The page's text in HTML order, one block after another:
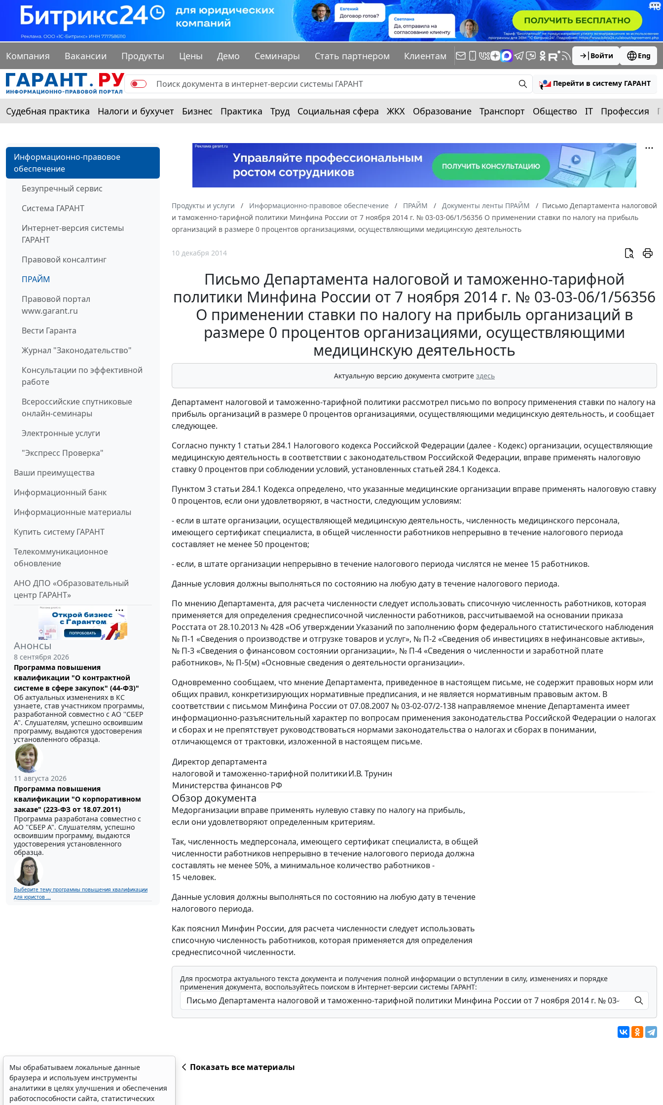
Компания Вакансии Продукты Цены Демо Семинары Стать партнером Клиентам Войти Eng
Перейти в систему ГАРАНТ
Судебная практика Налоги и бухучет Бизнес Практика Труд Социальная сфера ЖКХ Образование Транспорт Общество IT Профессия
Информационно-правовое
обеспечение
Безупречный сервис
Система ГАРАНТ
Интернет-версия системы
ГАРАНТ
Правовой консалтинг
ПРАЙМ
Правовой портал
www.garant.ru
Вести Гаранта
Журнал "Законодательство"
Консультации по эффективной
работе
Всероссийские спутниковые
онлайн-семинары
Электронные услуги
"Экспресс Проверка"
Ваши преимущества
Информационный банк
Информационные материалы
Купить систему ГАРАНТ
Телекоммуникационное
обновление
АНО ДПО «Образовательный
центр ГАРАНТ»
Анонсы
8 сентября 2026
Программа повышения
квалификации "О контрактной
системе в сфере закупок" (44-ФЗ)"
Об актуальных изменениях в КС
узнаете, став участником программы,
разработанной совместно с АО ''СБЕР
А". Слушателям, успешно освоившим
программу, выдаются удостоверения
установленного образца.
11 августа 2026
Программа повышения
квалификации "О корпоративном
заказе" (223-ФЗ от 18.07.2011)
Программа разработана совместно с
АО ''СБЕР А". Слушателям, успешно
освоившим программу, выдаются
удостоверения установленного
образца.
Выберите тему программы повышения квалификации
для юристов ...
Продукты и услуги Информационно-правовое обеспечение ПРАЙМ Документы ленты ПРАЙМ
Письмо Департамента налоговой
и таможенно-тарифной политики Минфина России от 7 ноября 2014 г. № 03-03-06/1/56356 О применении ставки по налогу на прибыль
организаций в размере 0 процентов организациями, осуществляющими медицинскую деятельность
10 декабря 2014
Письмо Департамента налоговой и таможенно-тарифной
политики Минфина России от 7 ноября 2014 г. № 03-03-06/1/56356
О применении ставки по налогу на прибыль организаций в
размере 0 процентов организациями, осуществляющими
медицинскую деятельность
Актуальную версию документа смотрите здесь
Департамент налоговой и таможенно-тарифной политики рассмотрел письмо по вопросу применения ставки по налогу на
прибыль организаций в размере 0 процентов организациями, осуществляющими медицинскую деятельность, и сообщает
следующее.
Согласно пункту 1 статьи 284.1 Налогового кодекса Российской Федерации (далее - Кодекс) организации, осуществляющие
медицинскую деятельность в соответствии с законодательством Российской Федерации, вправе применять налоговую
ставку 0 процентов при соблюдении условий, установленных статьей 284.1 Кодекса.
Пунктом 3 статьи 284.1 Кодекса определено, что указанные медицинские организации вправе применять налоговую ставку
0 процентов, если они удовлетворяют, в частности, следующим условиям:
- если в штате организации, осуществляющей медицинскую деятельность, численность медицинского персонала,
имеющего сертификат специалиста, в общей численности работников непрерывно в течение налогового периода
составляет не менее 50 процентов;
- если, в штате организации непрерывно в течение налогового периода числятся не менее 15 работников.
Данные условия должны выполняться по состоянию на любую дату в течение налогового периода.
По мнению Департамента, для расчета численности следует использовать списочную численность работников, которая
применяется для определения среднесписочной численности работников, рассчитываемой на основании приказа
Росстата от 28.10.2013 № 428 «Об утверждении Указаний по заполнению форм федерального статистического наблюдения
№ П-1 «Сведения о производстве и отгрузке товаров и услуг», № П-2 «Сведения об инвестициях в нефинансовые активы»,
№ П-3 «Сведения о финансовом состоянии организации», № П-4 «Сведения о численности и заработной плате
работников», № П-5(м) «Основные сведения о деятельности организации».
Одновременно сообщаем, что мнение Департамента, приведенное в настоящем письме, не содержит правовых норм или
общих правил, конкретизирующих нормативные предписания, и не является нормативным правовым актом. В
соответствии с письмом Минфина России от 07.08.2007 № 03-02-07/2-138 направляемое мнение Департамента имеет
информационно-разъяснительный характер по вопросам применения законодательства Российской Федерации о налогах
и сборах и не препятствует руководствоваться нормами законодательства о налогах и сборах в понимании,
отличающемся от трактовки, изложенной в настоящем письме.
Директор департамента
налоговой и таможенно-тарифной политики
Министерства финансов РФ
И.В. Трунин
Обзор документа
Медорганизации вправе применять нулевую ставку по налогу на прибыль,
если они удовлетворяют определенным критериям.
Так, численность медперсонала, имеющего сертификат специалиста, в общей
численности работников непрерывно в течение налогового периода должна
составлять не менее 50%, а минимальное количество работников -
15 человек.
Данные условия должны выполняться по состоянию на любую дату в течение
налогового периода.
Как пояснил Минфин России, для расчета численности следует использовать
списочную численность работников, которая применяется для определения
среднесписочной численности.
Для просмотра актуального текста документа и получения полной информации о вступлении в силу, изменениях и порядке
применения документа, воспользуйтесь поиском в Интернет-версии системы ГАРАНТ:
Показать все материалы
Мы обрабатываем локальные данные
браузера и используем инструменты
аналитики в целях улучшения и обеспечения
работоспособности сайта, статистических